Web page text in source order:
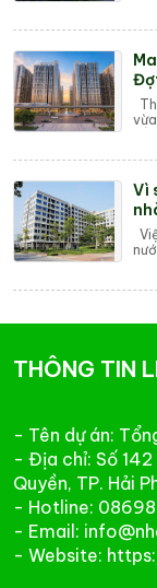
Vì
THÔNG TIN
- Tên dự án:
- Địa chỉ: Số 142
Quyền, TP. Hải
- Hotline:
- Email:
- Website: